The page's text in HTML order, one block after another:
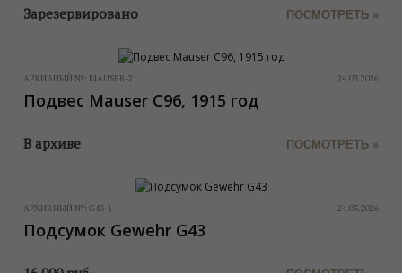
Зарезервировано ПОСМОТРЕТЬ »
АРХИВНЫЙ №: MAUSER-2 24.03.2026
Подвес Mauser C96, 1915 год
В архиве ПОСМОТРЕТЬ »
АРХИВНЫЙ №: G43-1 24.03.2026
Подсумок Gewehr G43